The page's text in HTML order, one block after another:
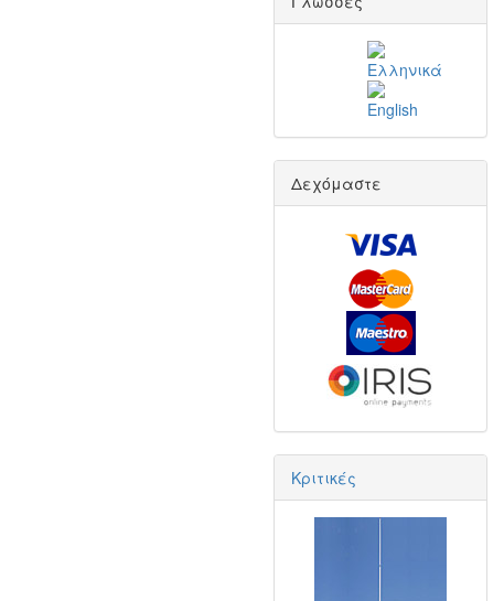
Δεχόμαστε
Κριτικές